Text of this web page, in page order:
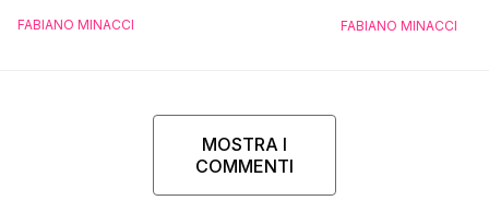
FABIANO MINACCI
Ferrero”
FABIANO MINACCI
MOSTRA I
COMMENTI